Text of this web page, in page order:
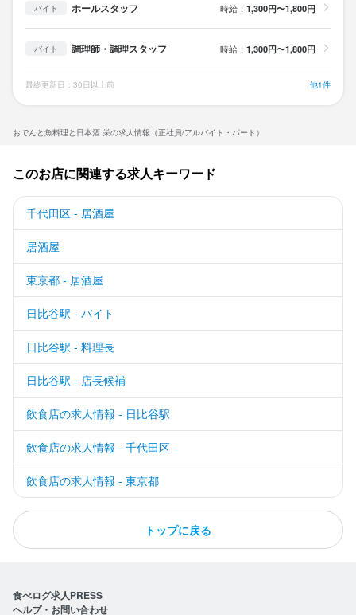
おでんと魚料理と日本酒 栄の求人情報（正社員/アルバイト・パート）
バイト ホールスタッフ 時給： 1,300円〜1,800円
バイト 調理師・調理スタッフ 時給： 1,300円〜1,800円
最終更新日：30日以上前 他1件
このお店に関連する求人キーワード
千代田区 - 居酒屋
居酒屋
東京都 - 居酒屋
日比谷駅 - バイト
日比谷駅 - 料理長
日比谷駅 - 店長候補
飲食店の求人情報 - 日比谷駅
飲食店の求人情報 - 千代田区
飲食店の求人情報 - 東京都
トップに戻る
食べログ求人PRESS
ヘルプ・お問い合わせ